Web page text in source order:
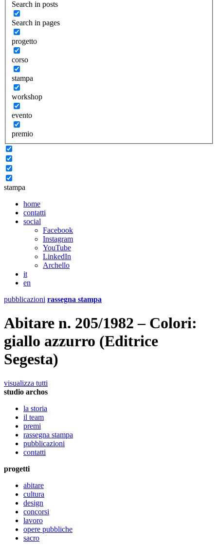
Search in posts
Search in pages
progetto
corso
stampa
workshop
evento
premio
stampa
home
contatti
social
Facebook
Instagram
YouTube
LinkedIn
Archello
it
en
pubblicazioni rassegna stampa
Abitare n. 205/1982 – Colori:
giallo azzurro (Editrice
Segesta)
visualizza tutti
studio archos
la storia
il team
premi
rassegna stampa
pubblicazioni
contatti
progetti
abitare
cultura
design
concorsi
lavoro
opere pubbliche
sacro